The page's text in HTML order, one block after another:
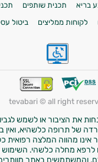
בריא תכנית שותפים
לקוחות ממליצים ביטול
tevabari © all right
את הציבור או לשמש
של תרופה כלשהיא, ואין
אינו מהווה המלצה רפואית
לרפא מחלה כלשהי. השימוש
והמשתמשים באתר